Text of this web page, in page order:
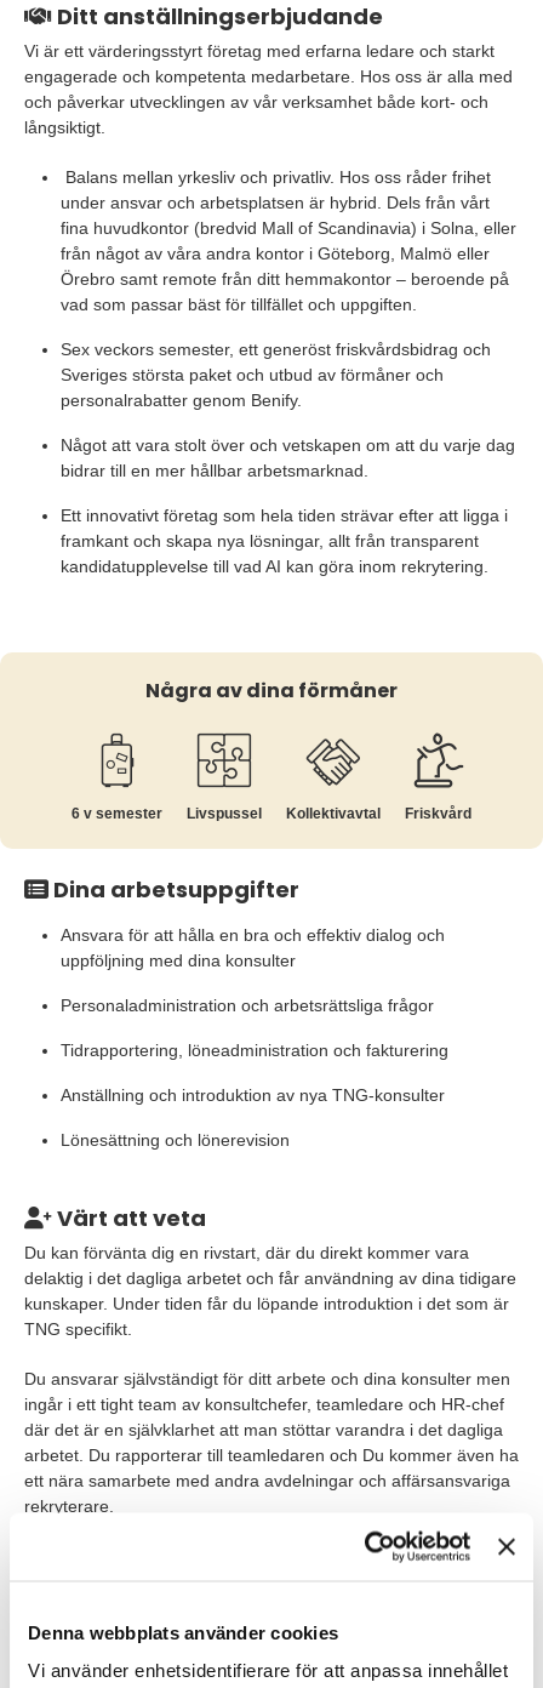
Denna webbplats använder cookies
Vi använder enhetsidentifierare för att anpassa innehållet
Ditt anställningserbjudande
Vi är ett värderingsstyrt företag med erfarna ledare och starkt
engagerade och kompetenta medarbetare. Hos oss är alla med
och påverkar utvecklingen av vår verksamhet både kort- och
långsiktigt.
Balans mellan yrkesliv och privatliv. Hos oss råder frihet
under ansvar och arbetsplatsen är hybrid. Dels från vårt
fina huvudkontor (bredvid Mall of Scandinavia) i Solna, eller
från något av våra andra kontor i Göteborg, Malmö eller
Örebro samt remote från ditt hemmakontor – beroende på
vad som passar bäst för tillfället och uppgiften.
Sex veckors semester, ett generöst friskvårdsbidrag och
Sveriges största paket och utbud av förmåner och
personalrabatter genom Benify.
Något att vara stolt över och vetskapen om att du varje dag
bidrar till en mer hållbar arbetsmarknad.
Ett innovativt företag som hela tiden strävar efter att ligga i
framkant och skapa nya lösningar, allt från transparent
kandidatupplevelse till vad AI kan göra inom rekrytering.
Några av dina förmåner
6 v semester Livspussel Kollektiv­avtal Friskvård
Dina arbetsuppgifter
Ansvara för att hålla en bra och effektiv dialog och
uppföljning med dina konsulter
Personaladministration och arbetsrättsliga frågor
Tidrapportering, löneadministration och fakturering
Anställning och introduktion av nya TNG-konsulter
Lönesättning och lönerevision
Värt att veta
Du kan förvänta dig en rivstart, där du direkt kommer vara
delaktig i det dagliga arbetet och får användning av dina tidigare
kunskaper. Under tiden får du löpande introduktion i det som är
TNG specifikt.
Du ansvarar självständigt för ditt arbete och dina konsulter men
ingår i ett tight team av konsultchefer, teamledare och HR-chef
där det är en självklarhet att man stöttar varandra i det dagliga
arbetet. Du rapporterar till teamledaren och Du kommer även ha
ett nära samarbete med andra avdelningar och affärsansvariga
rekryterare.
Dina blivande kollegor har ett högt driv, stort engagemang och
Tjänsten är en tillsvidareanställning och planerad start är så
tjänsten kan komma att tillsättas innan sista ansökningsdatum.